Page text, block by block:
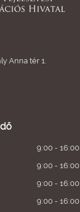
Anna tér 1.
9:00 - 16:00
9:00 - 16:00
9:00 - 16:00
9:00 - 16:00